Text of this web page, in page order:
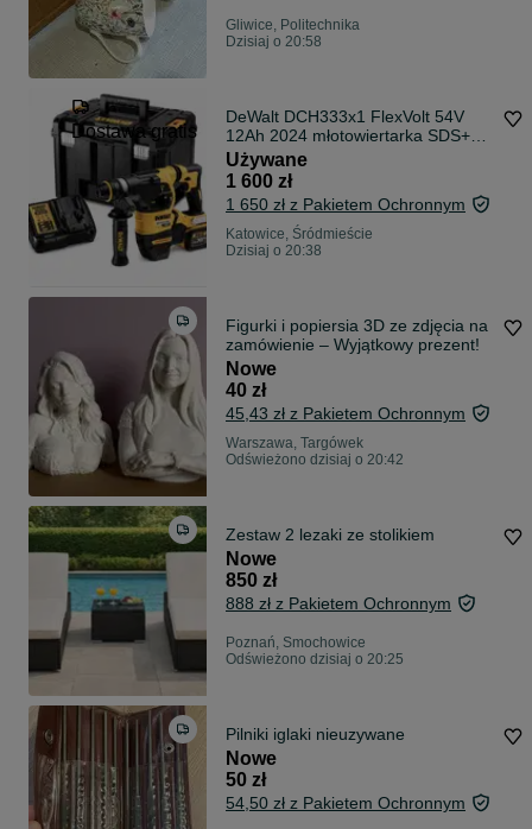
Gliwice, Politechnika
Dzisiaj o 20:58
Dostawa gratis
DeWalt DCH333x1 FlexVolt 54V
12Ah 2024 młotowiertarka SDS+
Używane
1 600 zł
1 650 zł z Pakietem Ochronnym
Katowice, Śródmieście
Dzisiaj o 20:38
Figurki i popiersia 3D ze zdjęcia na
zamówienie – Wyjątkowy prezent!
Nowe
40 zł
45,43 zł z Pakietem Ochronnym
Warszawa, Targówek
Odświeżono dzisiaj o 20:42
Zestaw 2 lezaki ze stolikiem
Nowe
850 zł
888 zł z Pakietem Ochronnym
Poznań, Smochowice
Odświeżono dzisiaj o 20:25
Pilniki iglaki nieuzywane
Nowe
50 zł
54,50 zł z Pakietem Ochronnym